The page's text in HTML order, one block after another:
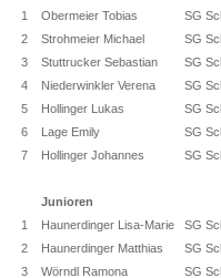
1
Obermeier Tobias
SG
2
Strohmeier Michael
SG
3
Stuttrucker Sebastian
SG
4
Niederwinkler Verena
SG
5
Hollinger Lukas
SG
6
Lage Emily
SG
7
Hollinger Johannes SG
Junioren
1
Haunerdinger Lisa-Marie
SG
2
Haunerdinger Matthias
SG
3
Wörndl Ramona SG